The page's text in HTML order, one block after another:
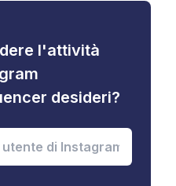
l'attività
desideri?